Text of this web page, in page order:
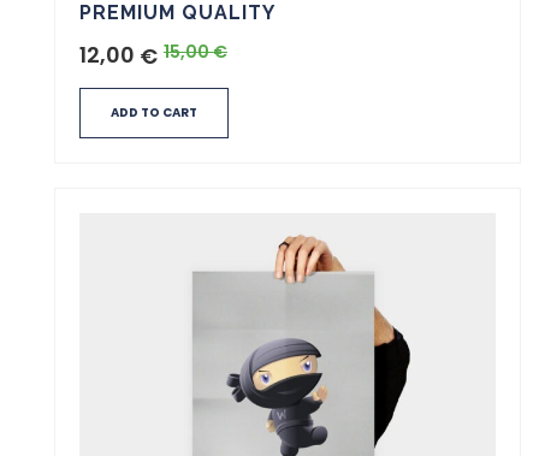
PREMIUM QUALITY
15,00€
12,00 €
ADD TO CART